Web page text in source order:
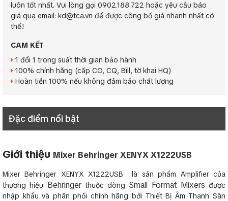
luôn tốt nhất. Vui lòng gọi 0902.188.722 hoặc yêu cầu báo
giá qua email: kd@tca.vn để được công bố giá nhanh nhất có
thể!
CAM KẾT
1 đổi 1 trong suất thời gian bảo hành
100% chính hãng (cấp CO, CQ, Bill, tờ khai HQ)
Hoàn tiền 100% nếu không đảm bảo chất lượng
Đặc điểm nổi bật
Giới thiệu Mixer Behringer XENYX X1222USB
Mixer Behringer XENYX X1222USB là sản phẩm Amplifier của
thương hiệu Behringer thuộc dòng Small Format Mixers được
nhập khẩu và phân phối chính hãng bởi Thiết Bị Âm Thanh Sân